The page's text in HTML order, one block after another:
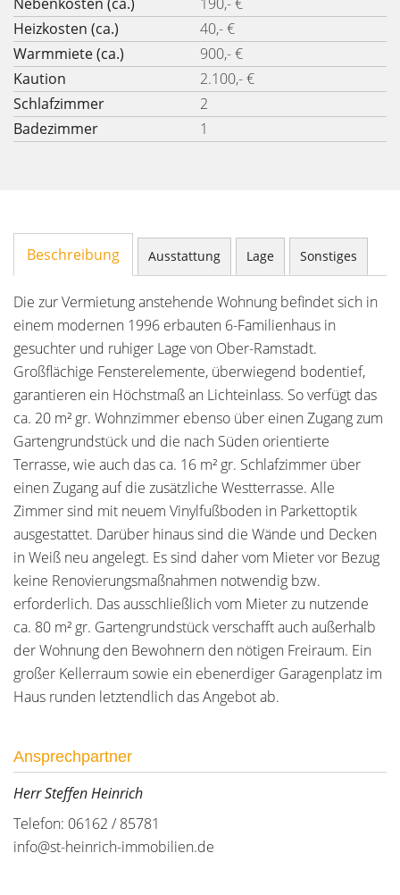
Heizkosten (ca.)
40,- €
Warmmiete (ca.)
900,- €
Kaution
2.100,- €
Schlafzimmer
2
Badezimmer
1
Beschreibung Ausstattung Lage Sonstiges
Die zur Vermietung anstehende Wohnung befindet sich in
einem modernen 1996 erbauten 6-Familienhaus in
gesuchter und ruhiger Lage von Ober-Ramstadt.
Großflächige Fensterelemente, überwiegend bodentief,
garantieren ein Höchstmaß an Lichteinlass. So verfügt das
ca. 20 m² gr. Wohnzimmer ebenso über einen Zugang zum
Gartengrundstück und die nach Süden orientierte
Terrasse, wie auch das ca. 16 m² gr. Schlafzimmer über
einen Zugang auf die zusätzliche Westterrasse. Alle
Zimmer sind mit neuem Vinylfußboden in Parkettoptik
ausgestattet. Darüber hinaus sind die Wände und Decken
in Weiß neu angelegt. Es sind daher vom Mieter vor Bezug
keine Renovierungsmaßnahmen notwendig bzw.
erforderlich. Das ausschließlich vom Mieter zu nutzende
ca. 80 m² gr. Gartengrundstück verschafft auch außerhalb
der Wohnung den Bewohnern den nötigen Freiraum. Ein
großer Kellerraum sowie ein ebenerdiger Garagenplatz im
Haus runden letztendlich das Angebot ab.
Ansprechpartner
Herr Steffen Heinrich
Telefon: 06162 / 85781
info@st-heinrich-immobilien.de